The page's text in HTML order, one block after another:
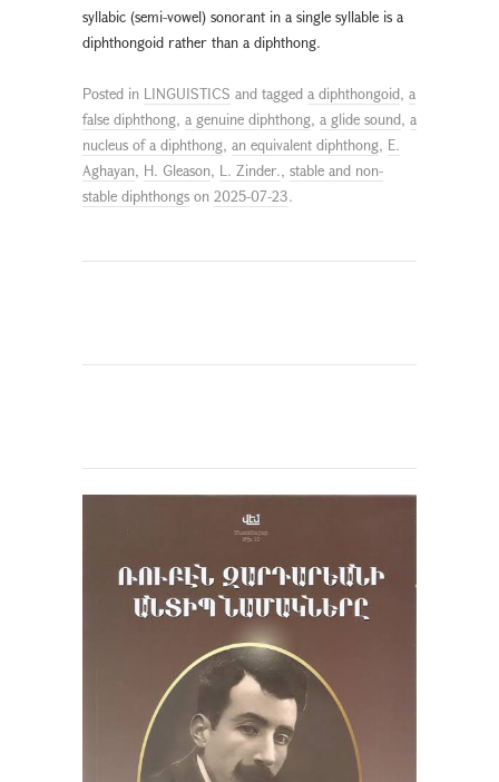
syllabic (semi-vowel) sonorant in a single syllable is a
diphthongoid rather than a diphthong.
Posted in LINGUISTICS and tagged a diphthongoid, a
false diphthong, a genuine diphthong, a glide sound, a
nucleus of a diphthong, an equivalent diphthong, E.
Aghayan, H. Gleason, L. Zinder., stable and non-
stable diphthongs on 2025-07-23.